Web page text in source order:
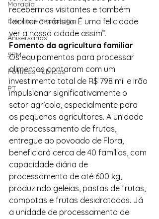
Moradia
Ciência e Tecnologia
Anisersários
SPM
Políticas Públicas
PT
recebermos visitantes e também
facilitar o trânsito. É uma felicidade
ver a nossa cidade assim”.
Fomento da agricultura familiar
Os equipamentos para processar
alimentos contaram com um
investimento total de R$ 798 mil e irão
impulsionar significativamente o
setor agrícola, especialmente para
os pequenos agricultores. A unidade
de processamento de frutas,
entregue ao povoado de Flora,
beneficiará cerca de 40 famílias, com
capacidade diária de
processamento de até 600 kg,
produzindo geleias, pastas de frutas,
compotas e frutas desidratadas. Já
a unidade de processamento de